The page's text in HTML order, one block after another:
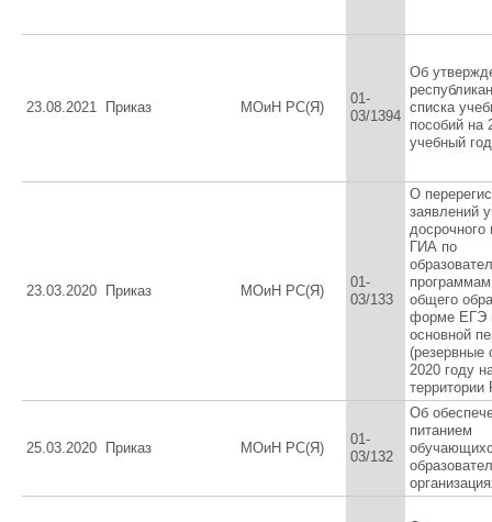
23.08.2021 Приказ МОиН РС(Я)
01-
03/1394
Об
списка
пособий на
учебный год
23.03.2020 Приказ МОиН РС(Я)
01-
03/133
О
заявлений
досрочного
ГИА по
общего
форме ЕГЭ
основной
(резервные
2020 году
25.03.2020 Приказ МОиН РС(Я)
01-
03/132
Об
питанием